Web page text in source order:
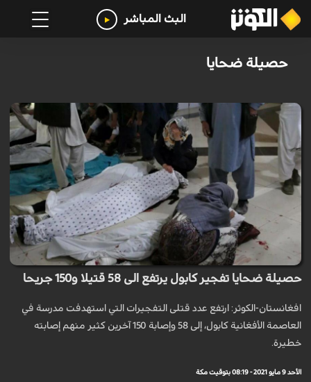
البث المباشر
حصيلة ضحايا
حصيلة ضحايا تفجير كابول يرتفع الى 58 قتيلا و150 جريحا
افغانستان-الكوثر: ارتفع عدد قتلى التفجيرات التي استهدفت مدرسة في
العاصمة الأفغانية كابول، إلى 58 وإصابة 150 آخرين كثير منهم إصابته
خطيرة.
الأحد 9 مايو 2021 - 08:19 بتوقيت مكة